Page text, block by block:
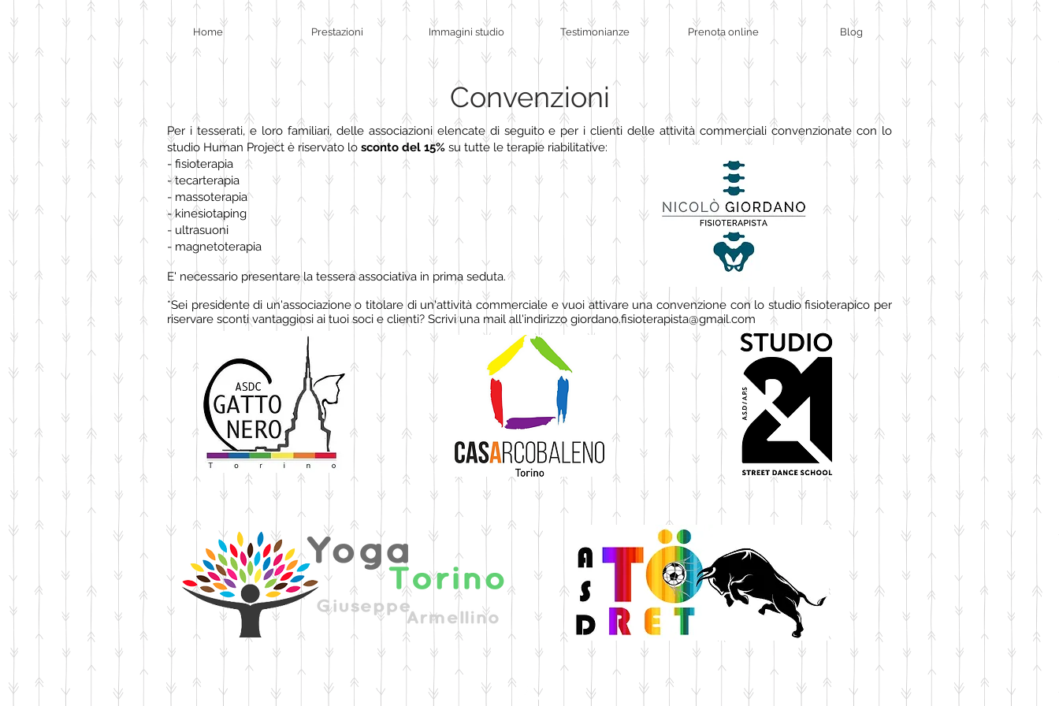
Home Prestazioni Immagini studio Testimonianze Prenota online Blog
Convenzioni
Per i tesserati, e loro familiari, delle associazioni elencate di seguito e per i clienti delle attività commerciali convenzionate con lo
studio Human Project è riservato lo sconto del 15% su tutte le terapie riabilitative:
- fisioterapia
- tecarterapia
- massoterapia
- kinesiotaping
- ultrasuoni
- magnetoterapia
E' necessario presentare la tessera associativa in prima seduta.
*Sei presidente di un'associazione o titolare di un'attività commerciale e vuoi attivare una convenzione con lo studio fisioterapico per
riservare sconti vantaggiosi ai tuoi soci e clienti? Scrivi una mail all'indirizzo giordano.fisioterapista@gmail.com